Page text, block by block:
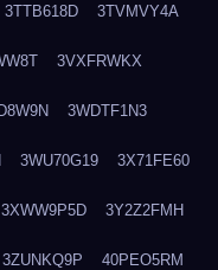
3TTB618D 3TVMVY4A
3VXFRWKX
3WDTF1N3
3WU70G19 3X71FE60
3XWW9P5D 3Y2Z2FMH
3ZUNKQ9P 40PEO5RM